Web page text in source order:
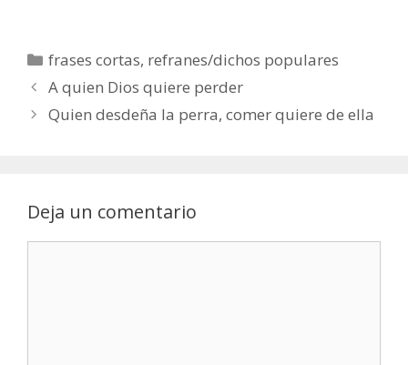
Categorías
frases cortas, refranes/dichos populares
A quien Dios quiere perder
Quien desdeña la perra, comer quiere de ella
Deja un comentario